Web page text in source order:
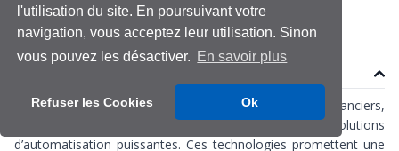
l'utilisation du site. En poursuivant votre
navigation, vous acceptez leur utilisation. Sinon
vous pouvez les désactiver. En savoir plus
Refuser les Cookies Ok
L’intelligence artificielle (IA) transforme les marchés financiers,
notamment celui des obligations, en introduisant des solutions
d’automatisation puissantes. Ces technologies promettent une